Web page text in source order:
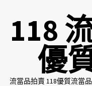
118
優
流當品拍賣 118優質流當